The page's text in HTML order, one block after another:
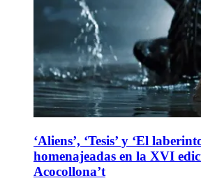
‘Aliens’, ‘Tesis’ y ‘El
homenajeadas en la XVI
Acocollona’t